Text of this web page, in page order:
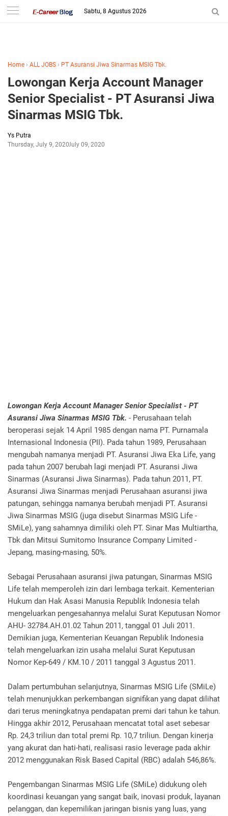
-->
Sabtu, 8 Agustus 2026
Home › ALL JOBS › PT Asuransi Jiwa Sinarmas MSIG Tbk.
Lowongan Kerja Account Manager
Senior Specialist - PT Asuransi Jiwa
Sinarmas MSIG Tbk.
Ys Putra
Thursday, July 9, 2020July 09, 2020
Lowongan Kerja Account Manager Senior Specialist - PT
Asuransi Jiwa Sinarmas MSIG Tbk. - Perusahaan telah
beroperasi sejak 14 April 1985 dengan nama PT. Purnamala
Internasional Indonesia (PII). Pada tahun 1989, Perusahaan
mengubah namanya menjadi PT. Asuransi Jiwa Eka Life, yang
pada tahun 2007 berubah lagi menjadi PT. Asuransi Jiwa
Sinarmas (Asuransi Jiwa Sinarmas). Pada tahun 2011, PT.
Asuransi Jiwa Sinarmas menjadi Perusahaan asuransi jiwa
patungan, sehingga namanya berubah menjadi PT. Asuransi
Jiwa Sinarmas MSIG (juga disebut Sinarmas MSIG Life -
SMiLe), yang sahamnya dimiliki oleh PT. Sinar Mas Multiartha,
Tbk dan Mitsui Sumitomo Insurance Company Limited -
Jepang, masing-masing, 50%.
Sebagai Perusahaan asuransi jiwa patungan, Sinarmas MSIG
Life telah memperoleh izin dari lembaga terkait. Kementerian
Hukum dan Hak Asasi Manusia Republik Indonesia telah
mengeluarkan pengesahannya melalui Surat Keputusan Nomor
AHU- 32784.AH.01.02 Tahun 2011, tanggal 01 Juli 2011.
Demikian juga, Kementerian Keuangan Republik Indonesia
telah mengeluarkan izin usaha melalui Surat Keputusan
Nomor Kep-649 / KM.10 / 2011 tanggal 3 Agustus 2011.
Dalam pertumbuhan selanjutnya, Sinarmas MSIG Life (SMiLe)
telah menunjukkan perkembangan signifikan yang dapat dilihat
dari terus meningkatnya pendapatan premi dari tahun ke tahun.
Hingga akhir 2012, Perusahaan mencatat total aset sebesar
Rp. 24,3 triliun dan total premi Rp. 10,7 triliun. Dengan kinerja
yang akurat dan hati-hati, realisasi rasio leverage pada akhir
2012 menggunakan Risk Based Capital (RBC) adalah 546,86%.
Pengembangan Sinarmas MSIG Life (SMiLe) didukung oleh
koordinasi keuangan yang sangat baik, inovasi produk, layanan
pelanggan, dan kepemilikan jaringan bisnis yang luas, yang